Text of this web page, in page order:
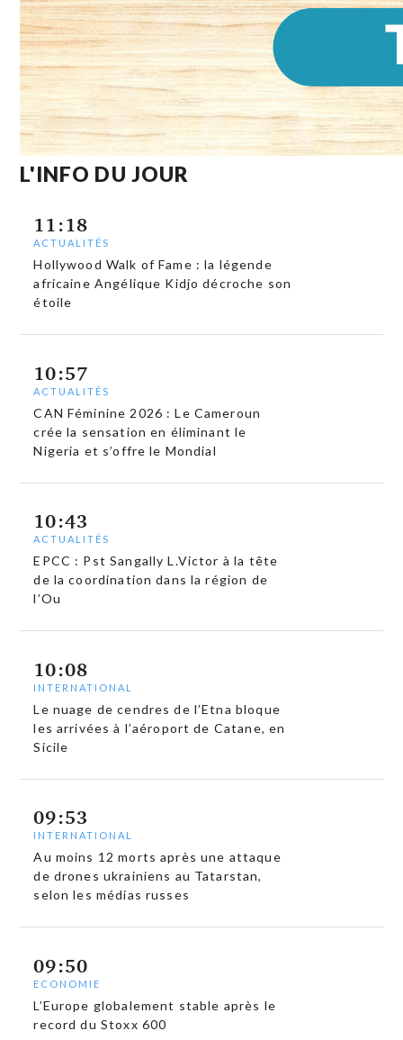
L'INFO DU JOUR
11:18
ACTUALITÉS
Hollywood Walk of Fame : la légende
africaine Angélique Kidjo décroche son
étoile
10:57
ACTUALITÉS
CAN Féminine 2026 : Le Cameroun
crée la sensation en éliminant le
Nigeria et s’offre le Mondial
10:43
ACTUALITÉS
EPCC : Pst Sangally L.Victor à la tête
de la coordination dans la région de
l’Ou
10:08
INTERNATIONAL
Le nuage de cendres de l’Etna bloque
les arrivées à l’aéroport de Catane, en
Sicile
09:53
INTERNATIONAL
Au moins 12 morts après une attaque
de drones ukrainiens au Tatarstan,
selon les médias russes
09:50
ECONOMIE
L’Europe globalement stable après le
record du Stoxx 600